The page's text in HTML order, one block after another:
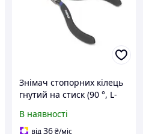
Знімач стопорних кілець
гнутий на стиск (90 °, L-
609280HB
В наявності
від36₴/міс